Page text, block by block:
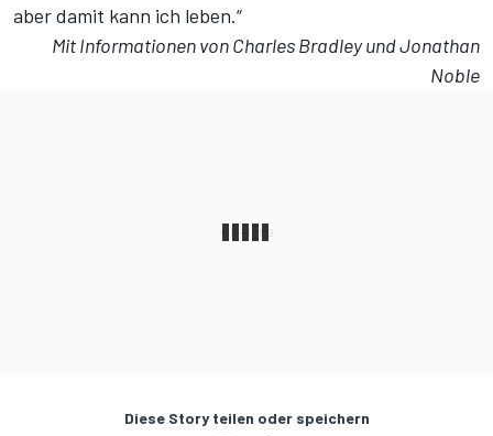
aber damit kann ich leben.“
Mit Informationen von Charles Bradley und Jonathan
Noble
Diese Story teilen oder speichern